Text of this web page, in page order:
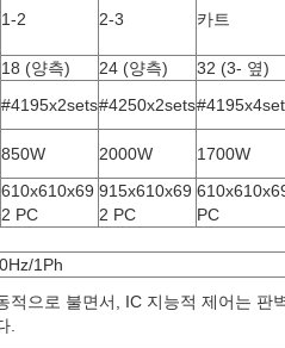
1-2 2-3 카트
18 (양측) 24 (양측)
32 (3- 옆)
#4195x2sets#4250x2sets
850W 2000W
1700W
610x610x69
2 PC
915x610x69
2 PC
PC
1Ph
적으로 불면서, IC 지능적 제어는 판
.